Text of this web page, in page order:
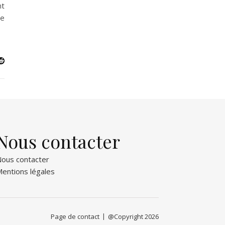
contacter
contacter
légales
@Copyright 2026
Page de contact